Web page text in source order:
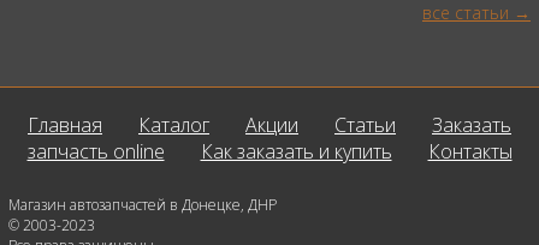
все статьи
Главная Каталог Акции Статьи
Заказать
запчасть online
Как заказать и купить Контакты
Магазин автозапчастей в Донецке, ДНР
© 2003-2023